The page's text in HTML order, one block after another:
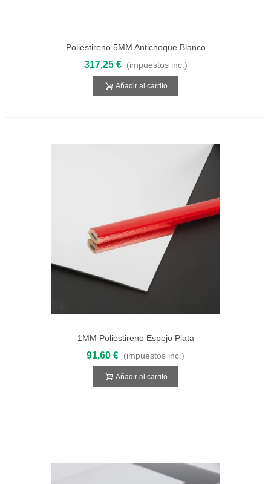
Poliestireno 5MM Antichoque Blanco
3050x2050
317,25 € (impuestos inc.)
Añadir al carrito
1MM Poliestireno Espejo Plata
2000X1000
91,60 € (impuestos inc.)
Añadir al carrito